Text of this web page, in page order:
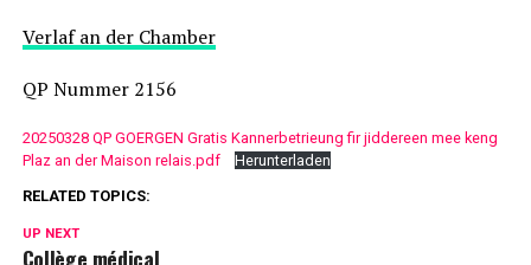
Verlaf an der Chamber
QP Nummer 2156
20250328 QP GOERGEN Gratis Kannerbetrieung fir jiddereen mee keng
Plaz an der Maison relais.pdf
Herunterladen
RELATED TOPICS:
UP NEXT
Collège médical